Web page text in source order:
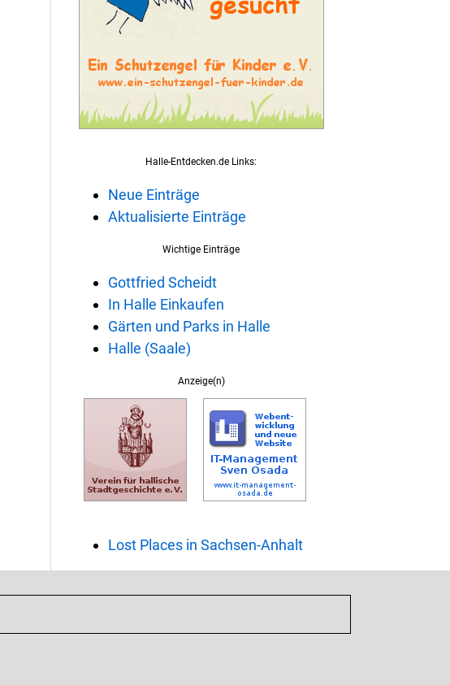
Halle-Entdecken.de Links:
Neue Einträge
Aktualisierte Einträge
Wichtige Einträge
Gottfried Scheidt
In Halle Einkaufen
Gärten und Parks in Halle
Halle (Saale)
Anzeige(n)
Lost Places in Sachsen-Anhalt